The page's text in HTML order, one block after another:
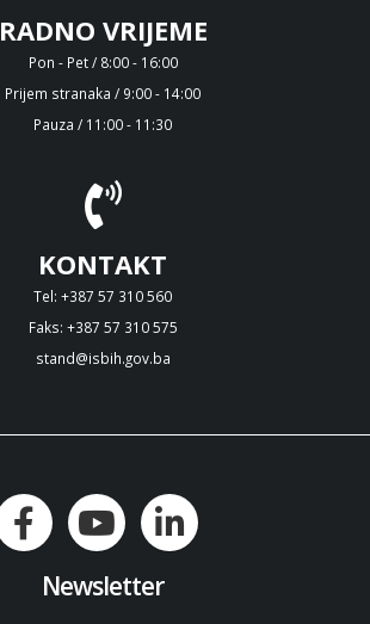
RADNO VRIJEME
Pon - Pet / 8:00 - 16:00
Prijem stranaka / 9:00 - 14:00
Pauza / 11:00 - 11:30
KONTAKT
Tel: +387 57 310 560
Faks: +387 57 310 575
stand@isbih.gov.ba
Newsletter